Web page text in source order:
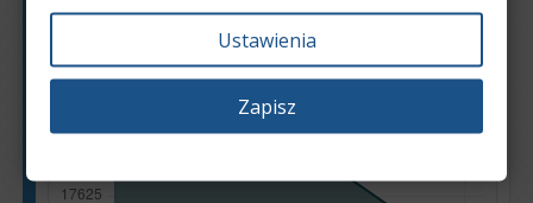
Ustawienia
Zapisz